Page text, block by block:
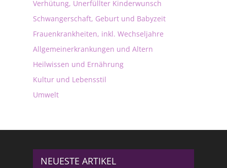
Verhütung, Unerfüllter Kinderwunsch
Schwangerschaft, Geburt und Babyzeit
Frauenkrankheiten, inkl. Wechseljahre
Allgemeinerkrankungen und Altern
Heilwissen und Ernährung
Kultur und Lebensstil
Umwelt
NEUESTE ARTIKEL